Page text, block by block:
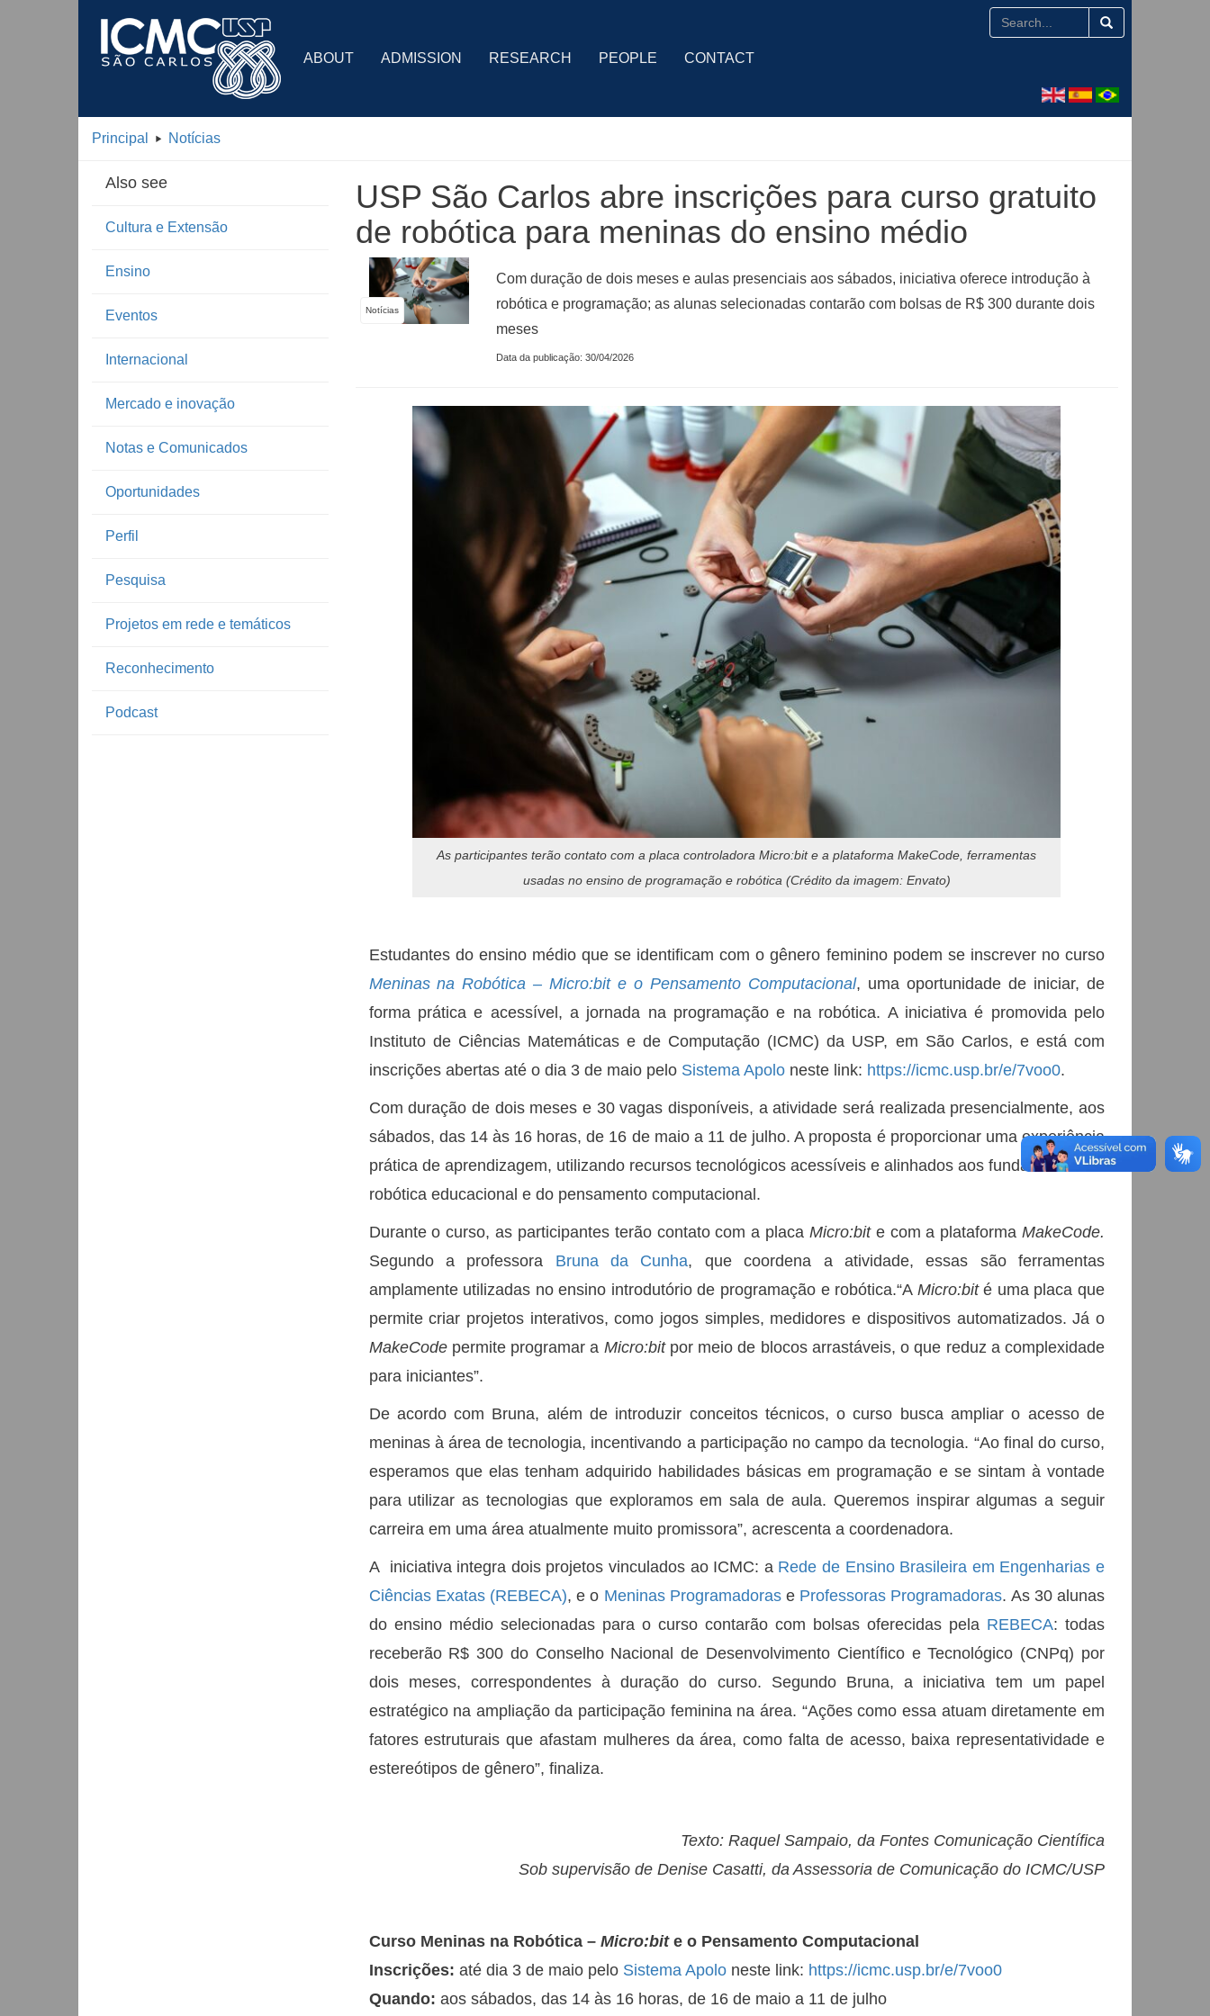
ABOUT ADMISSION RESEARCH PEOPLE CONTACT
Principal Notícias
Also see
Cultura e Extensão
Ensino
Eventos
Internacional
Mercado e inovação
Notas e Comunicados
Oportunidades
Perfil
Pesquisa
Projetos em rede e temáticos
Reconhecimento
Podcast
USP São Carlos abre inscrições para curso gratuito
de robótica para meninas do ensino médio
Notícias
Com duração de dois meses e aulas presenciais aos sábados, iniciativa oferece introdução à
robótica e programação; as alunas selecionadas contarão com bolsas de R$ 300 durante dois
meses
Data da publicação: 30/04/2026
As participantes terão contato com a placa controladora Micro:bit e a plataforma MakeCode, ferramentas
usadas no ensino de programação e robótica (Crédito da imagem: Envato)
Estudantes do ensino médio que se identificam com o gênero feminino podem se inscrever no curso
Meninas na Robótica – Micro:bit e o Pensamento Computacional, uma oportunidade de iniciar, de
forma prática e acessível, a jornada na programação e na robótica. A iniciativa é promovida pelo
Instituto de Ciências Matemáticas e de Computação (ICMC) da USP, em São Carlos, e está com
inscrições abertas até o dia 3 de maio pelo Sistema Apoloneste link: https://icmc.usp.br/e/7voo0.
Com duração de dois meses e 30 vagas disponíveis, a atividade será realizada presencialmente, aos
sábados, das 14 às 16 horas, de 16 de maio a 11 de julho. A proposta é proporcionar uma experiência
prática de aprendizagem, utilizando recursos tecnológicos acessíveis e alinhados aos fundamentos da
robótica educacional e do pensamento computacional.
Durante o curso, as participantes terão contato com a placa Micro:bite com a plataformaMakeCode.
Segundo a professora Bruna da Cunha, que coordena a atividade, essas são ferramentas
amplamente utilizadas no ensino introdutório de programação e robótica.“A Micro:bité uma placa que
permite criar projetos interativos, como jogos simples, medidores e dispositivos automatizados. Já o
MakeCodepermite programar a Micro:bit por meio de blocos arrastáveis, o que reduz a complexidade
para iniciantes”.
De acordo com Bruna, além de introduzir conceitos técnicos, o curso busca ampliar o acesso de
meninas à área de tecnologia, incentivando a participação no campo da tecnologia. “Ao final do curso,
esperamos que elas tenham adquirido habilidades básicas em programação e se sintam à vontade
para utilizar as tecnologias que exploramos em sala de aula. Queremos inspirar algumas a seguir
carreira em uma área atualmente muito promissora”, acrescenta a coordenadora.
A iniciativa integra dois projetos vinculados ao ICMC: a Rede de Ensino Brasileira em Engenharias e
Ciências Exatas (REBECA), e o Meninas Programadorase Professoras Programadoras. As 30 alunas
do ensino médio selecionadas para o curso contarão com bolsas oferecidas pela REBECA: todas
receberão R$ 300 do Conselho Nacional de Desenvolvimento Científico e Tecnológico (CNPq) por
dois meses, correspondentes à duração do curso. Segundo Bruna, a iniciativa tem um papel
estratégico na ampliação da participação feminina na área. “Ações como essa atuam diretamente em
fatores estruturais que afastam mulheres da área, como falta de acesso, baixa representatividade e
estereótipos de gênero”, finaliza.
Texto: Raquel Sampaio, da Fontes Comunicação Científica
Sob supervisão de Denise Casatti, da Assessoria de Comunicação do ICMC/USP
Curso Meninas na Robótica – Micro:bit e o Pensamento Computacional
Inscrições: até dia 3 de maio pelo Sistema Apoloneste link: https://icmc.usp.br/e/7voo0
Quando: aos sábados, das 14 às 16 horas, de 16 de maio a 11 de julho